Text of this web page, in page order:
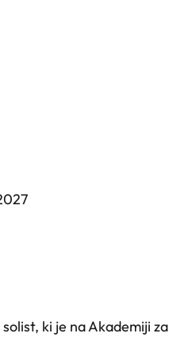
ki je na Akademiji